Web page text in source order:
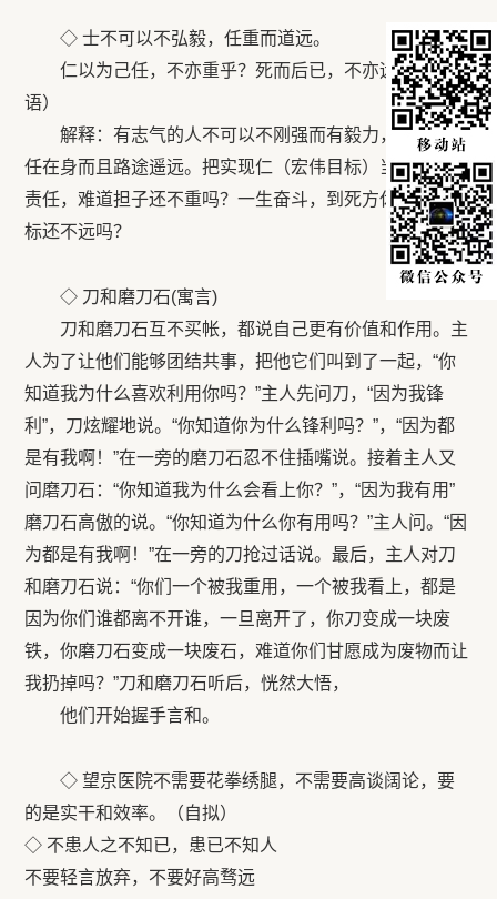
◇ 士不可以不弘毅，任重而道远。
仁以为己任，不亦重乎？死而后已，不亦远乎。（论
语）
解释：有志气的人不可以不刚强而有毅力，因为他重
任在身而且路途遥远。把实现仁（宏伟目标）当作自己的
责任，难道担子还不重吗？一生奋斗，到死方休，难道目
标还不远吗？
◇ 刀和磨刀石(寓言)
刀和磨刀石互不买帐，都说自己更有价值和作用。主
人为了让他们能够团结共事，把他它们叫到了一起，“你
知道我为什么喜欢利用你吗？”主人先问刀，“因为我锋
利”，刀炫耀地说。“你知道你为什么锋利吗？”，“因为都
是有我啊！”在一旁的磨刀石忍不住插嘴说。接着主人又
问磨刀石：“你知道我为什么会看上你？”，“因为我有用”
磨刀石高傲的说。“你知道为什么你有用吗？”主人问。“因
为都是有我啊！”在一旁的刀抢过话说。最后，主人对刀
和磨刀石说：“你们一个被我重用，一个被我看上，都是
因为你们谁都离不开谁，一旦离开了，你刀变成一块废
铁，你磨刀石变成一块废石，难道你们甘愿成为废物而让
我扔掉吗？”刀和磨刀石听后，恍然大悟，
他们开始握手言和。
◇ 望京医院不需要花拳绣腿，不需要高谈阔论，要
的是实干和效率。（自拟）
◇ 不患人之不知已，患已不知人
不要轻言放弃，不要好高骛远